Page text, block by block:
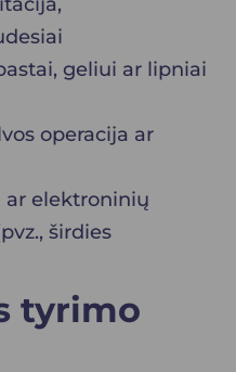
geliui ar lipniai
operacija ar
elektroninių
širdies
tyrimo